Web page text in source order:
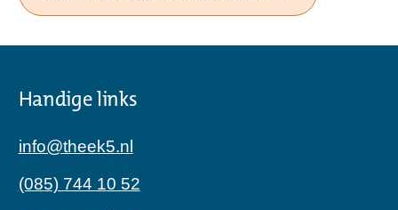
Handige links
info@theek5.nl
(085) 744 10 52